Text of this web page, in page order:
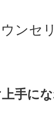
ンセ
手にな